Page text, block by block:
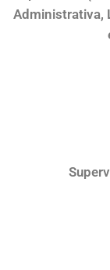
Administrativa,